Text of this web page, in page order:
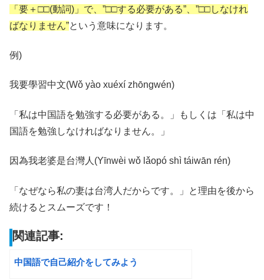
「要＋□□(動詞)」で、”□□する必要がある”、”□□しなけれ
ばなりません”という意味になります。
例)
我要學習中文(Wǒ yào xuéxí zhōngwén)
「私は中国語を勉強する必要がある。」もしくは「私は中
国語を勉強しなければなりません。」
因為我老婆是台灣人(Yīnwèi wǒ lǎopó shì táiwān rén)
「なぜなら私の妻は台湾人だからです。」と理由を後から
続けるとスムーズです！
関連記事:
中国語で自己紹介をしてみよう